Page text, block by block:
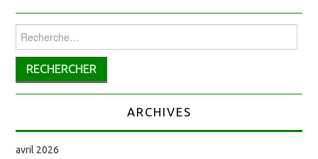
Rechercher :
ARCHIVES
avril 2026